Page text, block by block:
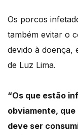
Os porcos
também evitar o
devido à doença,
de Luz Lima.
“Os que estão
obviamente,
deve ser